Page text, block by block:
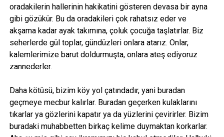
oradakilerin hallerinin hakikatini gösteren devasa bir ayna
gibi gözükür. Bu da oradakileri çok rahatsız eder ve
akşama kadar ayak takımına, çoluk çocuğa taşlatırlar. Biz
seherlerde gül toplar, gündüzleri onlara atarız. Onlar,
kalemlerimize barut doldurmuşta, onlara ateş ediyoruz
zannederler.
Daha kötüsü, bizim köy yol çatındadır, yani buradan
geçmeye mecbur kalırlar. Buradan geçerken kulaklarını
tıkarlar ya gözlerini kapatır ya da yüzlerini çevirirler. Bizim
buradaki muhabbetten birkaç kelime duymaktan korkarlar.